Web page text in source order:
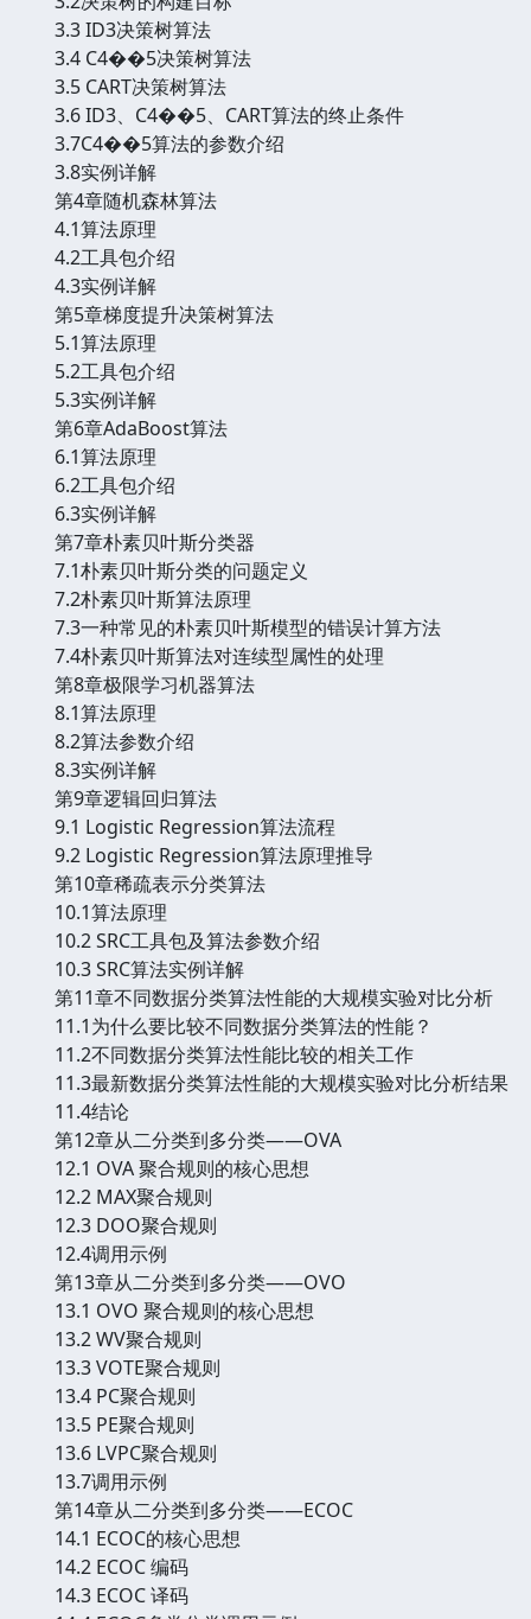
3.3 ID3决策树算法
3.4 C4��5决策树算法
3.5 CART决策树算法
3.6 ID3、C4��5、CART算法的终止条件
3.7C4��5算法的参数介绍
3.8实例详解
第4章随机森林算法
4.1算法原理
4.2工具包介绍
4.3实例详解
第5章梯度提升决策树算法
5.1算法原理
5.2工具包介绍
5.3实例详解
第6章AdaBoost算法
6.1算法原理
6.2工具包介绍
6.3实例详解
第7章朴素贝叶斯分类器
7.1朴素贝叶斯分类的问题定义
7.2朴素贝叶斯算法原理
7.3一种常见的朴素贝叶斯模型的错误计算方法
7.4朴素贝叶斯算法对连续型属性的处理
第8章极限学习机器算法
8.1算法原理
8.2算法参数介绍
8.3实例详解
第9章逻辑回归算法
9.1 Logistic Regression算法流程
9.2 Logistic Regression算法原理推导
第10章稀疏表示分类算法
10.1算法原理
10.2 SRC工具包及算法参数介绍
10.3 SRC算法实例详解
第11章不同数据分类算法性能的大规模实验对比分析
11.1为什么要比较不同数据分类算法的性能？
11.2不同数据分类算法性能比较的相关工作
11.3最新数据分类算法性能的大规模实验对比分析结果
11.4结论
第12章从二分类到多分类——OVA
12.1 OVA 聚合规则的核心思想
12.2 MAX聚合规则
12.3 DOO聚合规则
12.4调用示例
第13章从二分类到多分类——OVO
13.1 OVO 聚合规则的核心思想
13.2 WV聚合规则
13.3 VOTE聚合规则
13.4 PC聚合规则
13.5 PE聚合规则
13.6 LVPC聚合规则
13.7调用示例
第14章从二分类到多分类——ECOC
14.1 ECOC的核心思想
14.2 ECOC 编码
14.3 ECOC 译码